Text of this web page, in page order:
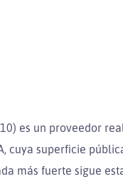
es un proveedor
cuya superficie
más fuerte sigue